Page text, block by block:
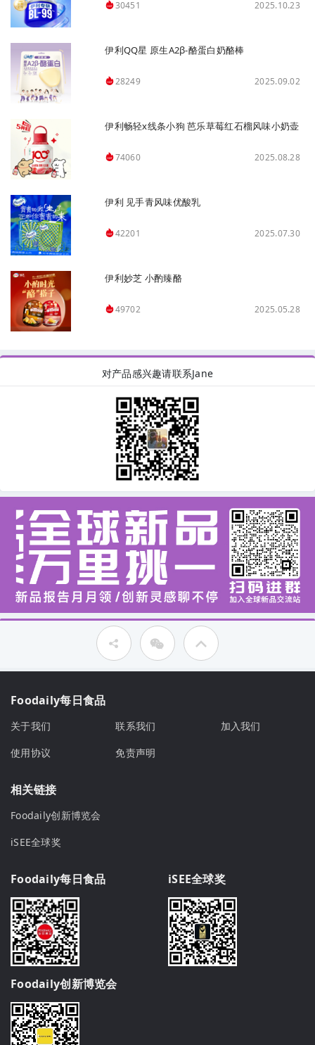
30451 2025.10.23
伊利QQ星 原生A2β-酪蛋白奶酪棒
28249 2025.09.02
伊利畅轻x线条小狗 芭乐草莓红石榴风味小奶壶
74060 2025.08.28
伊利 见手青风味优酸乳
42201 2025.07.30
伊利妙芝 小酌臻酪
49702 2025.05.28
对产品感兴趣请联系Jane
Foodaily每日食品
关于我们 联系我们
加入我们
使用协议
免责声明
相关链接
Foodaily创新博览会
iSEE全球奖
Foodaily每日食品 iSEE全球奖
Foodaily创新博览会